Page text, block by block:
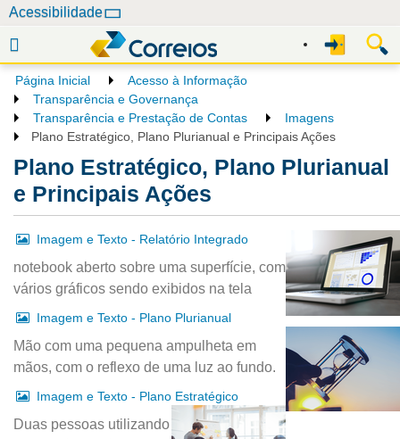
Acessibilidade
Página Inicial
Acesso à Informação
Transparência e Governança
Transparência e Prestação de Contas
Imagens
Plano Estratégico, Plano Plurianual e Principais Ações
Plano Estratégico, Plano Plurianual
e Principais Ações
Imagem e Texto - Relatório Integrado
notebook aberto sobre uma superfície, com
vários gráficos sendo exibidos na tela
Imagem e Texto - Plano Plurianual
Mão com uma pequena ampulheta em
mãos, com o reflexo de uma luz ao fundo.
Imagem e Texto - Plano Estratégico
Duas pessoas utilizando